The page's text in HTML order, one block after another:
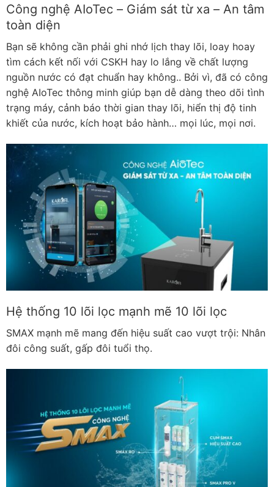
Công nghệ AIoTec – Giám sát từ xa – An tâm
toàn diện
Bạn sẽ không cần phải ghi nhớ lịch thay lõi, loay hoay
tìm cách kết nối với CSKH hay lo lắng về chất lượng
nguồn nước có đạt chuẩn hay không.. Bởi vì, đã có công
nghệ AIoTec thông minh giúp bạn dễ dàng theo dõi tình
trạng máy, cảnh báo thời gian thay lõi, hiển thị độ tinh
khiết của nước, kích hoạt bảo hành… mọi lúc, mọi nơi.
Hệ thống 10 lõi lọc mạnh mẽ 10 lõi lọc
SMAX mạnh mẽ mang đến hiệu suất cao vượt trội: Nhân
đôi công suất, gấp đôi tuổi thọ.